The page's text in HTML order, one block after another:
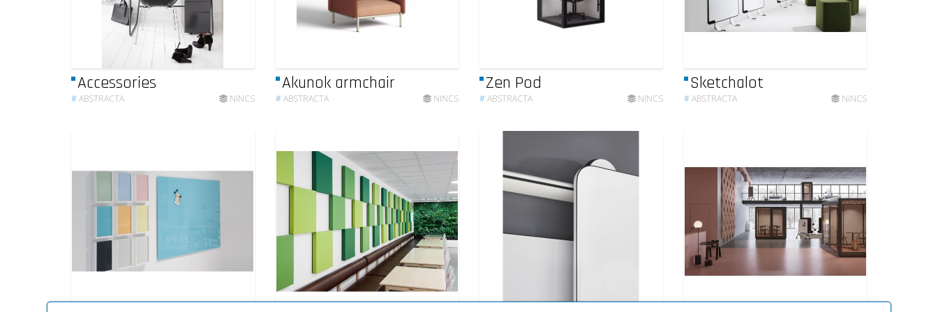
Accessories
#ABSTRACTA NINCS
Akunok armchair
#ABSTRACTA NINCS
Zen Pod
#ABSTRACTA NINCS
Sketchalot
#ABSTRACTA NINCS